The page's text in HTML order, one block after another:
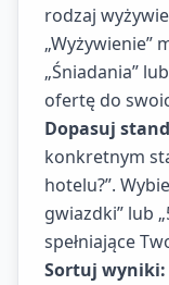
rodzaj
„Wyżywienie”
„Śniadania”
ofertę do
Dopasuj
konkretnym
hotelu?”.
gwiazdki” lub
spełniające
Sortuj wyniki: